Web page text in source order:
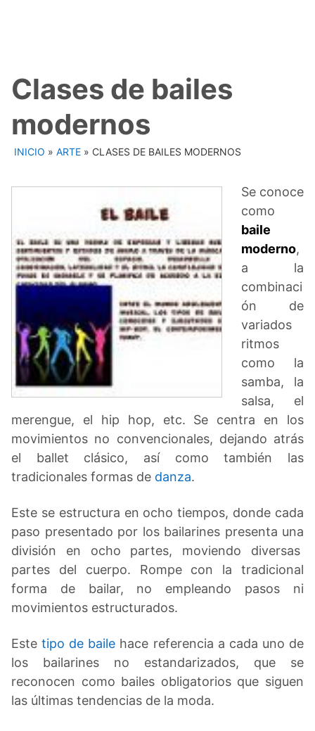
Clases de bailes
modernos
INICIO » ARTE » CLASES DE BAILES MODERNOS
Se conoce
como
baile
moderno,
a la
combinaci
ón de
variados
ritmos
como la
samba, la
salsa, el
merengue, el hip hop, etc. Se centra en los
movimientos no convencionales, dejando atrás
el ballet clásico, así como también las
tradicionales formas de danza.
Este se estructura en ocho tiempos, donde cada
paso presentado por los bailarines presenta una
división en ocho partes, moviendo diversas
partes del cuerpo. Rompe con la tradicional
forma de bailar, no empleando pasos ni
movimientos estructurados.
Estetipo de baile hace referencia a cada uno de
los bailarines no estandarizados, que se
reconocen como bailes obligatorios que siguen
las últimas tendencias de la moda.